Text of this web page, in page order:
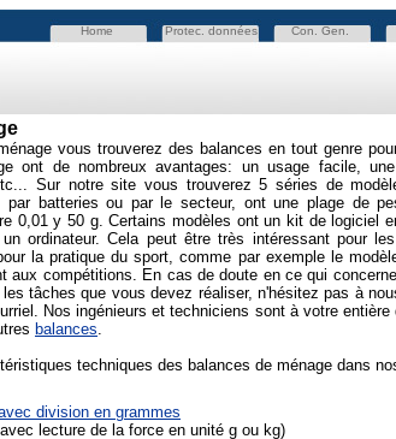
Home Protec. données Con. Gen.
vous trouverez des balances en tout genre
ont de nombreux avantages: un usage facile,
Sur notre site vous trouverez 5 séries de
par batteries ou par le secteur, ont une plage de
0,01 y 50 g. Certains modèles ont un kit de logiciel
ordinateur. Cela peut être très intéressant pour
la pratique du sport, comme par exemple le
aux compétitions. En cas de doute en ce qui
tâches que vous devez réaliser, n'hésitez pas à
Nos ingénieurs et techniciens sont à votre
balances.
techniques des balances de ménage dans
division en grammes
lecture de la force en unité g ou kg)